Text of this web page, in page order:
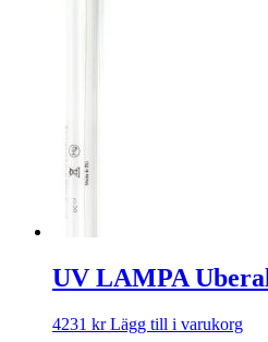
UV LAMPA
4231 kr Lägg till i varukorg